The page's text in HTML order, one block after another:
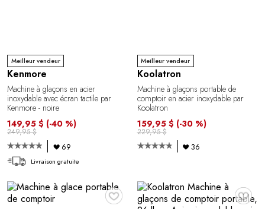
Meilleur vendeur
Kenmore
Machine à glaçons en acier
inoxydable avec écran tactile par
Kenmore - noire
149,95 $ (-40 %)
249,95 $
69
Livraison gratuite
Meilleur vendeur
Koolatron
Machine à glaçons portable de
comptoir en acier inoxydable par
Koolatron
159,95 $ (-30 %)
229,95 $
36
♥ ♥